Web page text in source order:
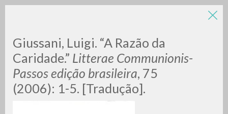
Giussani, Luigi. “A Razão da
Caridade.” Litterae Communionis-
Passos edição brasileira, 75
(2006): 1-5. [Tradução].
LUIGI
GIUSSANI